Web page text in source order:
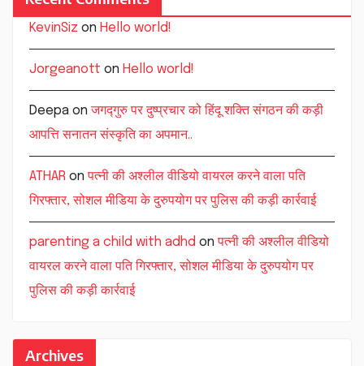
KevinSiz on Hello world!
Jorgeanott on Hello world!
Deepa onजगद्गुरु पर दुष्प्रचार को हिंदू शक्ति संगठन की कड़ी
आपत्ति सनातन संस्कृति का अपमान..
ATHAR onपत्नी की अश्लील वीडियो वायरल करने वाला पति
गिरफ्तार, सोशल मीडिया के दुरुपयोग पर पुलिस की कड़ी कार्रवाई
parenting a child with adhd onपत्नी की अश्लील वीडियो
वायरल करने वाला पति गिरफ्तार, सोशल मीडिया के दुरुपयोग पर
पुलिस की कड़ी कार्रवाई
Archives